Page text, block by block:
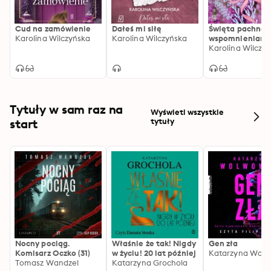
Cud na zamówienie
Karolina Wilczyńska
Dałeś mi siłę
Karolina Wilczyńska
Święta
wspomnieniami
Karolina
Tytuły w sam raz na
start
Wyświetl wszystkie
tytuły
Nocny pociąg.
Komisarz Oczko (31)
Tomasz Wandzel
Właśnie że tak! Nigdy
w życiu! 20 lat później
Katarzyna Grochola
Gen zła
Katarzyna